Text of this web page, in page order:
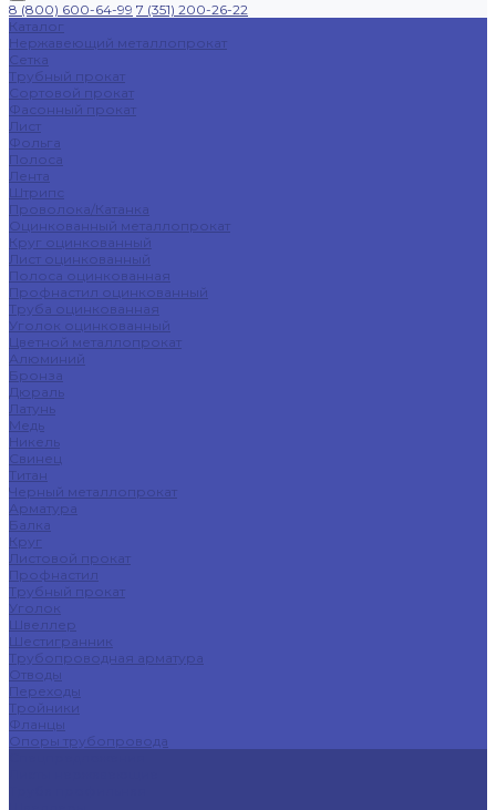
8 (800) 600-64-99 7 (351) 200-26-22
Каталог
Нержавеющий металлопрокат
Сетка
Трубный прокат
Сортовой прокат
Фасонный прокат
Лист
Фольга
Полоса
Лента
Штрипс
Проволока/Катанка
Оцинкованный металлопрокат
Круг оцинкованный
Лист оцинкованный
Полоса оцинкованная
Профнастил оцинкованный
Труба оцинкованная
Уголок оцинкованный
Цветной металлопрокат
Алюминий
Бронза
Дюраль
Латунь
Медь
Никель
Свинец
Титан
Черный металлопрокат
Арматура
Балка
Круг
Листовой прокат
Профнастил
Трубный прокат
Уголок
Швеллер
Шестигранник
Трубопроводная арматура
Отводы
Переходы
Тройники
Фланцы
Опоры трубопровода